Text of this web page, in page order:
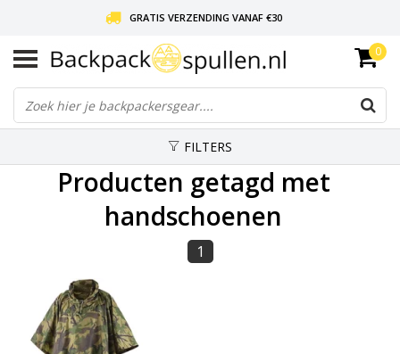
GRATIS VERZENDING VANAF €30
LIEFDE VOOR BACKPACKEN!
30 DAGEN GRATIS RETOUR
0
FILTERS
Producten getagd met
handschoenen
1